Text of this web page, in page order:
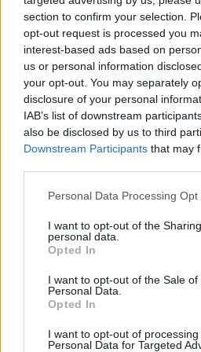
section to confirm your selection.
opt-out request is processed you
interest-based ads based on
us or personal information
your opt-out. You may separately
disclosure of your personal
IAB’s list of downstream
also be disclosed by us to third
Downstream Participants that may
Personal Data Processing Opt
I want to opt-out of the
personal data.
Opted In
I want to opt-out of the Sale of
Personal Data.
Opted In
I want to opt-out of processing
Personal Data for Targeted
Малко събитие
градина - Любов в
Кобрелия
Отговори:
0
Малко събитие
„Скиатос“ и нов
Кобрелия
Отговори:
1
Малко събитие
Ретро
бъдем ретро!
Кобрелия
градина - януари 2017г.
Отговори:
0
Малко събитие
Малко събитие
"Кобалт" и нов постоянен
Отговори:
Малко събитие